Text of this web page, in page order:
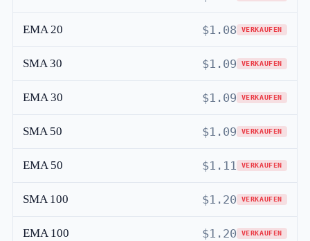
EMA 20 $1.08 VERKAUFEN
SMA 30 $1.09 VERKAUFEN
EMA 30 $1.09 VERKAUFEN
SMA 50 $1.09 VERKAUFEN
EMA 50 $1.11 VERKAUFEN
SMA 100 $1.20 VERKAUFEN
EMA 100 $1.20 VERKAUFEN